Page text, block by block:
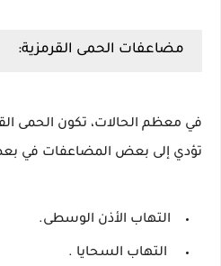
مضاعفات الحمى القرمزية:
في معظم الحالات، تكون الحمى
تؤدي إلى بعض المضاعفات في
التهاب الأذن الوسطى.
التهاب السحايا .